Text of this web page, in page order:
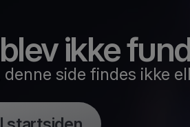
ikke
denne side findes ikke